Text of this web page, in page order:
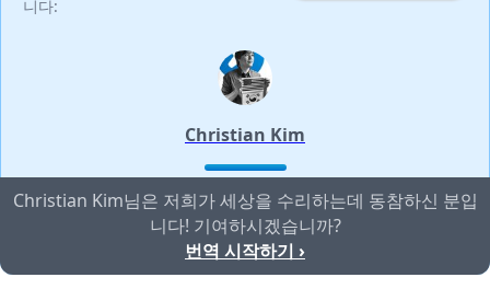
니다:
Christian Kim
Christian Kim님은 저희가 세상을 수리하는데 동참하신 분입
니다! 기여하시겠습니까?
번역 시작하기 ›